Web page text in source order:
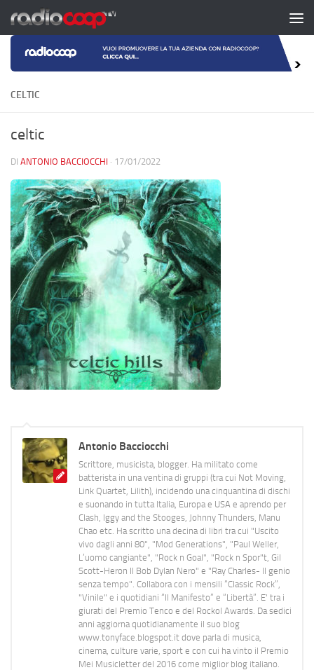
Salta al contenuto
CELTIC
celtic
DI ANTONIO BACCIOCCHI · 17/01/2022
Antonio Bacciocchi
Scrittore, musicista, blogger. Ha militato come
batterista in una ventina di gruppi (tra cui Not Moving,
Link Quartet, Lilith), incidendo una cinquantina di dischi
e suonando in tutta Italia, Europa e USA e aprendo per
Clash, Iggy and the Stooges, Johnny Thunders, Manu
Chao etc. Ha scritto una decina di libri tra cui "Uscito
vivo dagli anni 80", "Mod Generations", "Paul Weller,
L’uomo cangiante", "Rock n Goal", "Rock n Spor"t, Gil
Scott-Heron Il Bob Dylan Nero" e "Ray Charles- Il genio
senza tempo". Collabora con i mensili “Classic Rock”,
"Vinile" e i quotidiani “Il Manifesto” e “Libertà”. E' tra i
giurati del Premio Tenco e del Rockol Awards. Da sedici
anni aggiorna quotidianamente il suo blog
www.tonyface.blogspot.it dove parla di musica,
cinema, culture varie, sport e con cui ha vinto il Premio
Mei Musicletter del 2016 come miglior blog italiano.